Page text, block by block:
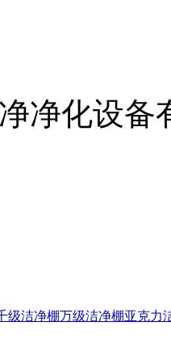
净化设备
级洁净棚万级洁净棚亚克力